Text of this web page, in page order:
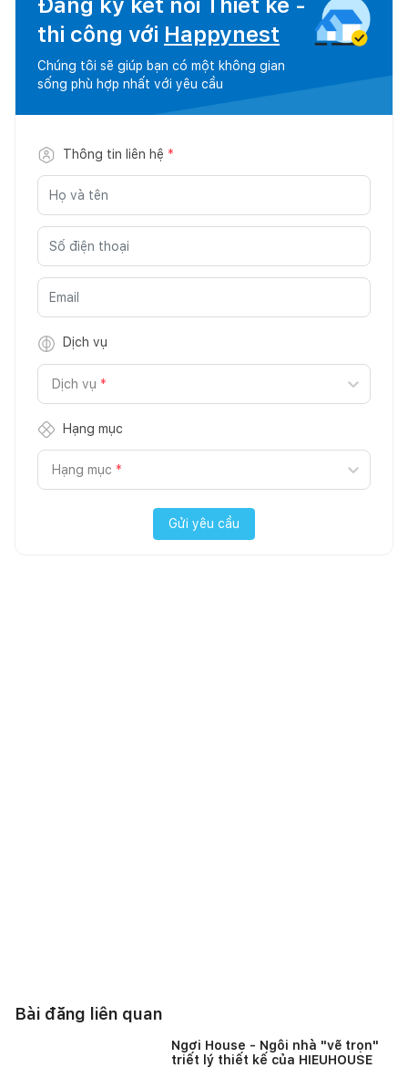
thi công với Happynest
Chúng tôi sẽ giúp bạn có một không gian
sống phù hợp nhất với yêu cầu
Thông tin liên hệ *
Dịch vụ
Dịch vụ *
Hạng mục
Hạng mục *
Gửi yêu cầu
Bài đăng liên quan
Ngơi House - Ngôi nhà "vẽ trọn"
triết lý thiết kế của HIEUHOUSE